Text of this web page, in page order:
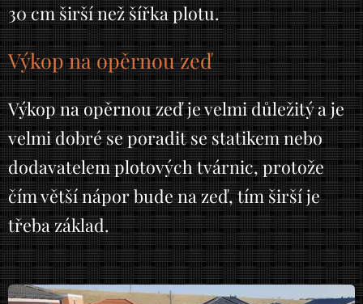
30 cm širší než šířka plotu.
Výkop na opěrnou zeď
Výkop na opěrnou zeď je velmi důležitý a je
velmi dobré se poradit se statikem nebo
dodavatelem plotových tvárnic, protože
čím větší nápor bude na zeď, tím širší je
třeba základ.